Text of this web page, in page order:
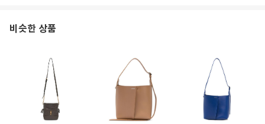
비슷한 상품